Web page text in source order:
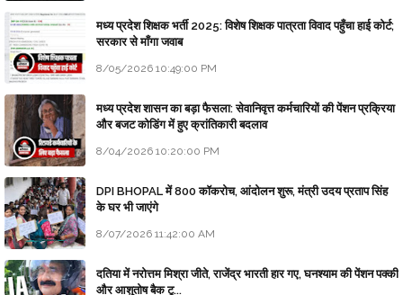
मध्य प्रदेश शिक्षक भर्ती 2025: विशेष शिक्षक पात्रता विवाद पहुँचा हाई कोर्ट;
सरकार से माँगा जवाब
8/05/2026 10:49:00 PM
मध्य प्रदेश शासन का बड़ा फैसला: सेवानिवृत्त कर्मचारियों की पेंशन प्रक्रिया
और बजट कोडिंग में हुए क्रांतिकारी बदलाव
8/04/2026 10:20:00 PM
DPI BHOPAL में 800 कॉकरोच, आंदोलन शुरू, मंत्री उदय प्रताप सिंह
के घर भी जाएंगे
8/07/2026 11:42:00 AM
दतिया में नरोत्तम मिश्रा जीते, राजेंद्र भारती हार गए, घनश्याम की पेंशन पक्की
और आशुतोष बैक टू...